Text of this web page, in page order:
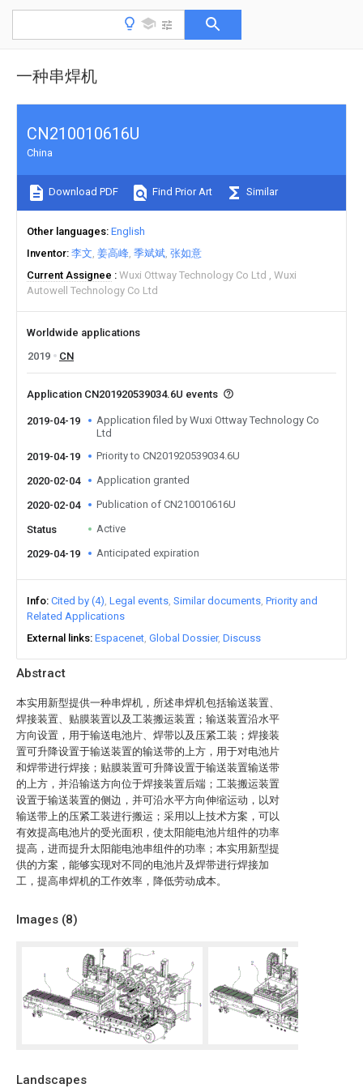
一种串焊机
Abstract
本实用新型提供一种串焊机，所述串焊机包括输送装置、
焊接装置、贴膜装置以及工装搬运装置；输送装置沿水平
方向设置，用于输送电池片、焊带以及压紧工装；焊接装
置可升降设置于输送装置的输送带的上方，用于对电池片
和焊带进行焊接；贴膜装置可升降设置于输送装置输送带
的上方，并沿输送方向位于焊接装置后端；工装搬运装置
设置于输送装置的侧边，并可沿水平方向伸缩运动，以对
输送带上的压紧工装进行搬运；采用以上技术方案，可以
有效提高电池片的受光面积，使太阳能电池片组件的功率
提高，进而提升太阳能电池串组件的功率；本实用新型提
供的方案，能够实现对不同的电池片及焊带进行焊接加
工，提高串焊机的工作效率，降低劳动成本。
Images (8)
Landscapes
CN210010616U
China
Download PDF Find Prior Art Similar
Other languages English
Inventor 李文 姜高峰 季斌斌 张如意
Current Assignee
Wuxi Ottway Technology Co Ltd
Wuxi
Autowell Technology Co Ltd
Worldwide applications
2019
CN
Application CN201920539034.6U events
2019-04-19
Application filed by Wuxi Ottway Technology Co
Ltd
2019-04-19
Priority to CN201920539034.6U
2020-02-04 Application granted
2020-02-04 Publication of CN210010616U
Status Active
2029-04-19 Anticipated expiration
Info Cited by (4) Legal events Similar documents Priority and
Related Applications
External links Espacenet Global Dossier Discuss